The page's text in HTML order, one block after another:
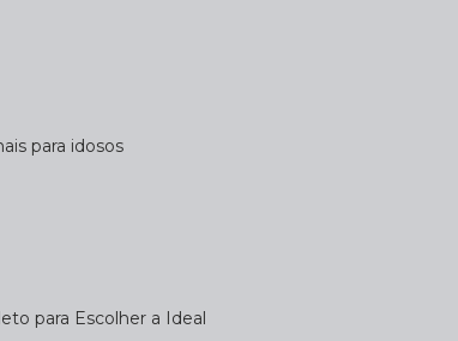
para idosos
para Escolher a Ideal